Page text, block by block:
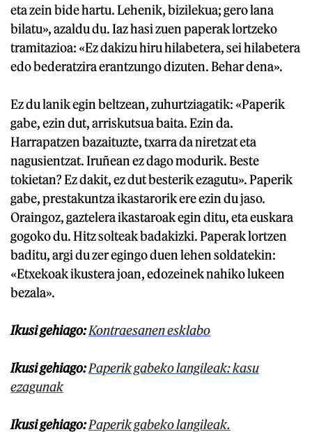
eta zein bide hartu. Lehenik, bizilekua; gero lana
bilatu», azaldu du. Iaz hasi zuen paperak lortzeko
tramitazioa: «Ez dakizu hiru hilabetera, sei hilabetera
edo bederatzira erantzungo dizuten. Behar dena».
Ez du lanik egin beltzean, zuhurtziagatik: «Paperik
gabe, ezin dut, arriskutsua baita. Ezin da.
Harrapatzen bazaituzte, txarra da niretzat eta
nagusientzat. Iruñean ez dago modurik. Beste
tokietan? Ez dakit, ez dut besterik ezagutu». Paperik
gabe, prestakuntza ikastarorik ere ezin du jaso.
Oraingoz, gaztelera ikastaroak egin ditu, eta euskara
gogoko du. Hitz solteak badakizki. Paperak lortzen
baditu, argi du zer egingo duen lehen soldatekin:
«Etxekoak ikustera joan, edozeinek nahiko lukeen
bezala».
Ikusi gehiago:Kontraesanen esklabo
Ikusi gehiago:Paperik gabeko langileak: kasu
ezagunak
Ikusi gehiago:Paperik gabeko langileak.